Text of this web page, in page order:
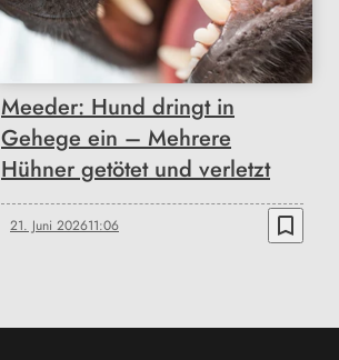
Meeder: Hund dringt in
Gehege ein – Mehrere
Hühner getötet und verletzt
21. Juni 202611:06 bookmark_border